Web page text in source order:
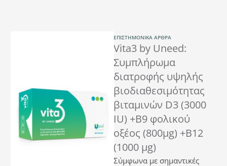
ΕΠΙΣΤΗΜΟΝΙΚΆ ΆΡΘΡΑ
Vita3 by Uneed:
Συμπλήρωμα
διατροφής υψηλής
βιοδιαθεσιμότητας
βιταμινών D3 (3000
IU) +B9 φολικού
οξέος (800μg) +B12
(1000 μg)
Σύμφωνα με σημαντικές